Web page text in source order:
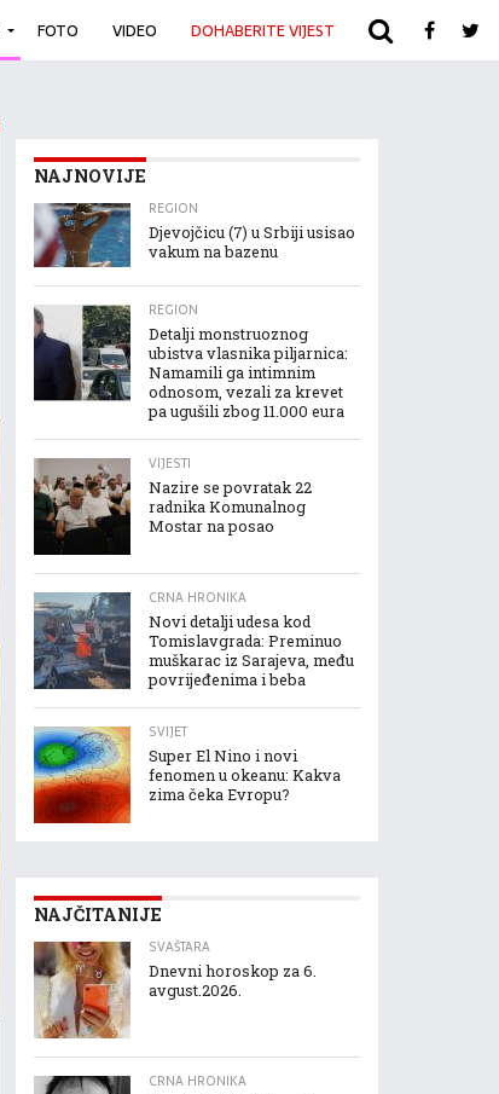
FOTO VIDEO DOHABERITE VIJEST ARHIVA
NAJNOVIJE
REGION
Djevojčicu (7) u Srbiji usisao
vakum na bazenu
REGION
Detalji monstruoznog
ubistva vlasnika piljarnica:
Namamili ga intimnim
odnosom, vezali za krevet
pa ugušili zbog 11.000 eura
VIJESTI
Nazire se povratak 22
radnika Komunalnog
Mostar na posao
CRNA HRONIKA
Novi detalji udesa kod
Tomislavgrada: Preminuo
muškarac iz Sarajeva, među
povrijeđenima i beba
SVIJET
Super El Nino i novi
fenomen u okeanu: Kakva
zima čeka Evropu?
NAJČITANIJE
SVAŠTARA
Dnevni horoskop za 6.
avgust.2026.
CRNA HRONIKA